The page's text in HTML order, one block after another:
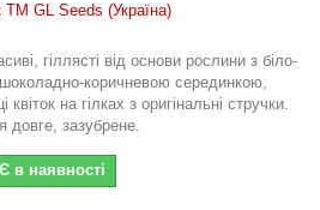
ТМ GL Seeds (Україна)
гіллясті від основи рослини з біло-
коричневою серединкою,
на гілках з оригінальні стручки.
довге, зазубрене.
Є в наявності